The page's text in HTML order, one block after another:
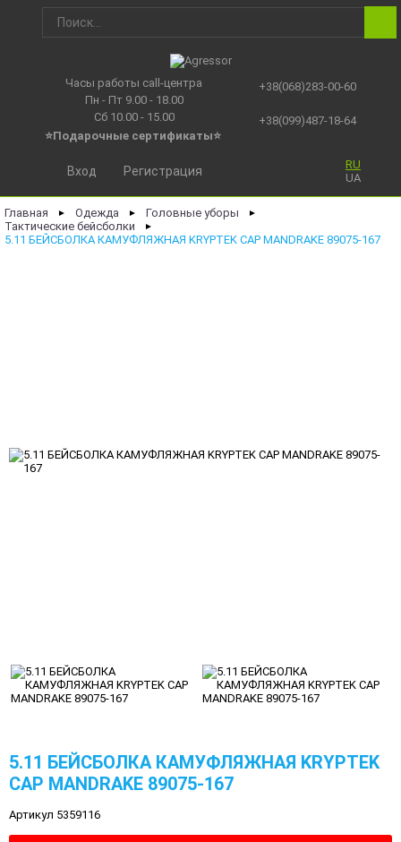
Часы работы call-центра
Пн - Пт 9.00 - 18.00
Сб 10.00 - 15.00
⭐Подарочные сертификаты⭐
+38(068)283-00-60
+38(099)487-18-64
RU
UA
Вход Регистрация
Главная ► Одежда ► Головные уборы ►
Тактические бейсболки ►
5.11 БЕЙСБОЛКА КАМУФЛЯЖНАЯ KRYPTEK CAP MANDRAKE 89075-167
5.11 БЕЙСБОЛКА КАМУФЛЯЖНАЯ KRYPTEK
CAP MANDRAKE 89075-167
Артикул 5359116